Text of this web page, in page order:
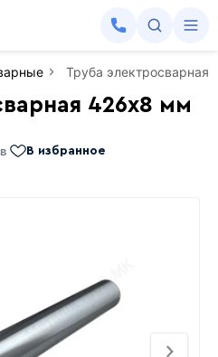
Труба электросварная
426х8 мм
В избранное